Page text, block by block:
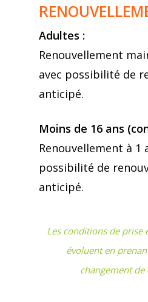
Adultes :
Renouvellement
avec possibilité de
anticipé.
Moins de 16 ans
Renouvellement à 1
possibilité de
anticipé.
Les conditions de prise
évoluent en
changement de